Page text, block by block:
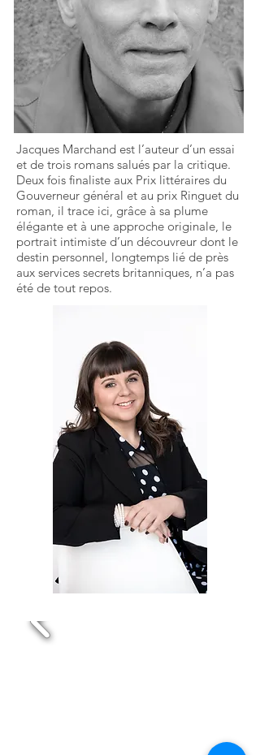
Jacques Marchand est l’auteur d’un essai
et de trois romans salués par la critique.
Deux fois finaliste aux Prix littéraires du
Gouverneur général et au prix Ringuet du
roman, il trace ici, grâce à sa plume
élégante et à une approche originale, le
portrait intimiste d’un découvreur dont le
destin personnel, longtemps lié de près
aux services secrets britanniques, n’a pas
été de tout repos.